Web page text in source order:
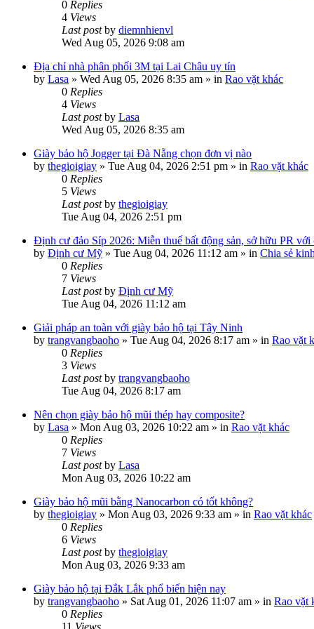
0 Replies
4 Views
Last postby diemnhienvl
Wed Aug 05, 2026 9:08 am
Địa chỉ nhà phân phối 3M tại Lai Châu uy tín
by Lasa » Wed Aug 05, 2026 8:35 am » in Rao vặt khác
0 Replies
4 Views
Last postby Lasa
Wed Aug 05, 2026 8:35 am
Giày bảo hộ Jogger tại Đà Nẵng chọn đơn vị nào
by thegioigiay » Tue Aug 04, 2026 2:51 pm » in Rao vặt khác
0 Replies
5 Views
Last postby thegioigiay
Tue Aug 04, 2026 2:51 pm
Định cư đảo Síp 2026: Miễn thuế bất động sản, sở hữu PR
by Định cư Mỹ » Tue Aug 04, 2026 11:12 am » in Chia sẻ
0 Replies
7 Views
Last postby Định cư Mỹ
Tue Aug 04, 2026 11:12 am
Giải pháp an toàn với giày bảo hộ tại Tây Ninh
by trangvangbaoho » Tue Aug 04, 2026 8:17 am » in Rao vặt
0 Replies
3 Views
Last postby trangvangbaoho
Tue Aug 04, 2026 8:17 am
Nên chọn giày bảo hộ mũi thép hay composite?
by Lasa » Mon Aug 03, 2026 10:22 am » in Rao vặt khác
0 Replies
7 Views
Last postby Lasa
Mon Aug 03, 2026 10:22 am
Giày bảo hộ mũi bằng Nanocarbon có tốt không?
by thegioigiay » Mon Aug 03, 2026 9:33 am » in Rao vặt khác
0 Replies
6 Views
Last postby thegioigiay
Mon Aug 03, 2026 9:33 am
Giày bảo hộ tại Đắk Lắk phổ biến hiện nay
by trangvangbaoho » Sat Aug 01, 2026 11:07 am » in Rao vặt
0 Replies
11 Views